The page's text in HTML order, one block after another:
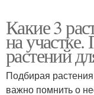
Какие 3
на
растений
Подбирая
важно помнить о